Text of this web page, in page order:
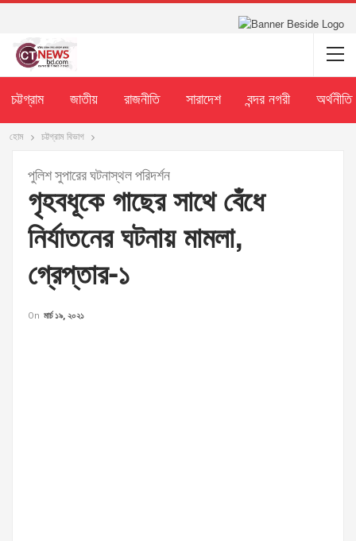
চট্টগ্রাম জাতীয় রাজনীতি সারাদেশ বন্দর নগরী অর্থনীতি
হোম চট্টগ্রাম বিভাগ
পুলিশ সুপারের ঘটনাস্থল পরিদর্শন
গৃহবধূকে গাছের সাথে বেঁধে
নির্যাতনের ঘটনায় মামলা,
গ্রেপ্তার-১
On মার্চ ১৯, ২০২১